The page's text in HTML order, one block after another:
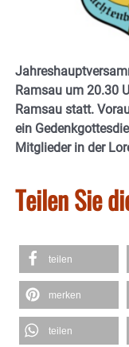
Ramsau um 20.30
Ramsau statt.
ein
Mitglieder in der
Teilen Sie
teilen
merken
teilen